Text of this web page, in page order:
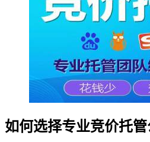
如何选择专业竞价托管